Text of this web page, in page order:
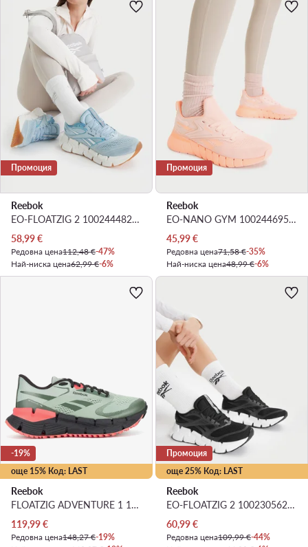
Промоция
Reebok
EO-FLOATZIG 2 100244482 · Маратонки за бягане
Актуална цена
58,99€
Редовна цена112,48 €-47%
Най-ниска цена62,99 €-6%
Промоция
Reebok
EO-NANO GYM 100244695 · Обувки за фитнес зала
Актуална цена
45,99€
Редовна цена71,58 €-35%
Най-ниска цена48,99 €-6%
още 15% Код: LAST
-19%
Reebok
FLOATZIG ADVENTURE 1 100209981 · Маратонки за бягане
Актуална цена
119,99€
Редовна цена148,27 €-19%
още 25% Код: LAST
Промоция
Reebok
EO-FLOATZIG 2 100230562 · Маратонки за бягане
Актуална цена
60,99€
Редовна цена109,99 €-44%